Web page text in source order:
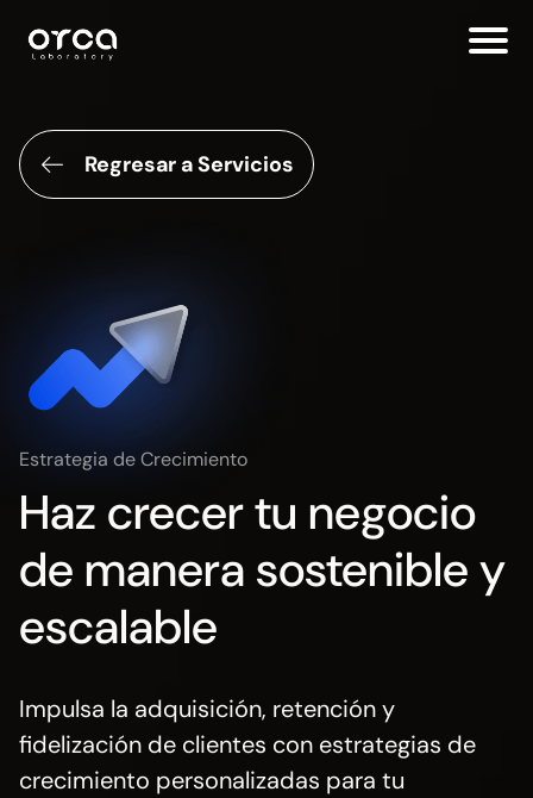
Regresar a Servicios
Estrategia de Crecimiento
Haz crecer tu negocio
de manera sostenible y
escalable
Impulsa la adquisición, retención y
fidelización de clientes con estrategias de
crecimiento personalizadas para tu